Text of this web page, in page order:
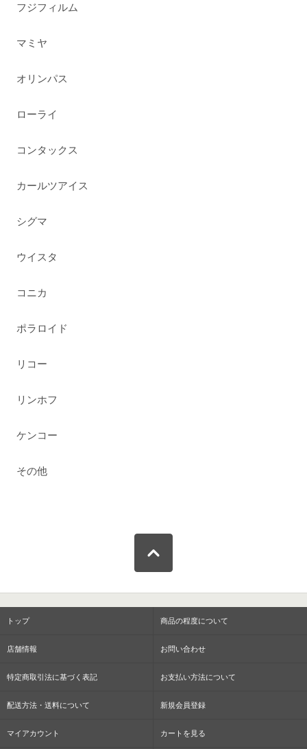
フジフィルム
マミヤ
オリンパス
ローライ
コンタックス
カールツアイス
シグマ
ウイスタ
コニカ
ポラロイド
リコー
リンホフ
ケンコー
その他
トップ 商品の程度について
店舗情報 お問い合わせ
特定商取引法に基づく表記 お支払い方法について
配送方法・送料について 新規会員登録
マイアカウント カートを見る